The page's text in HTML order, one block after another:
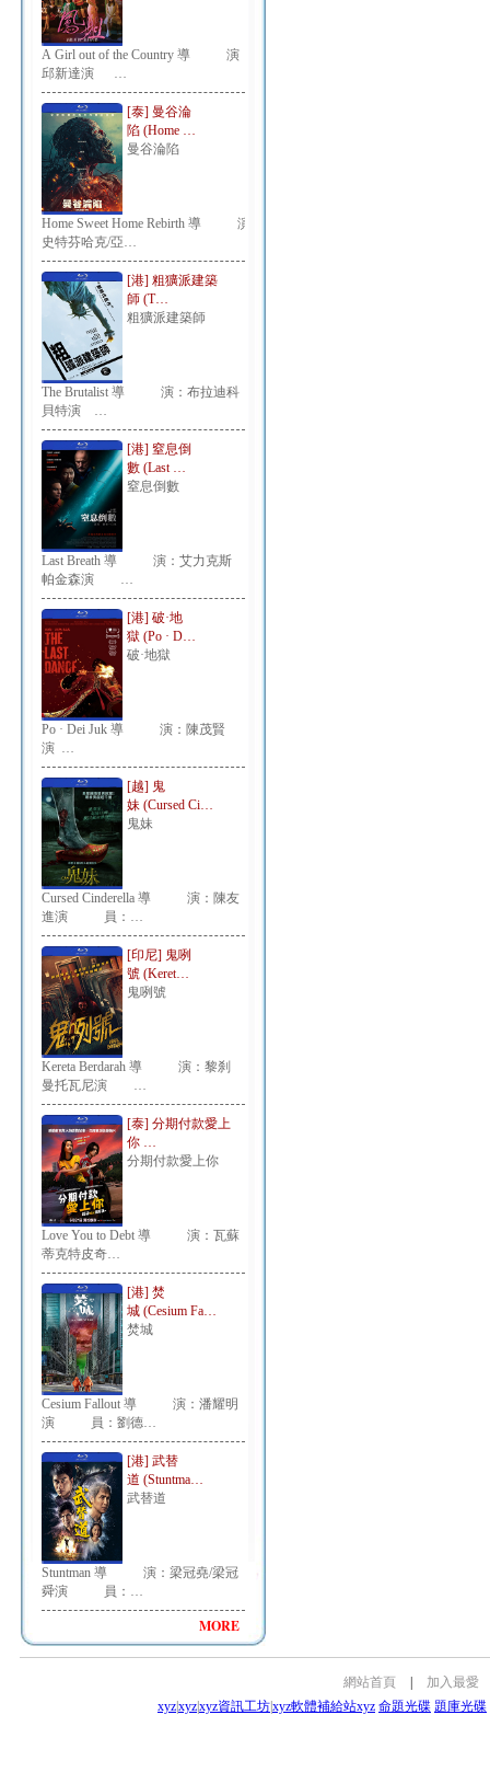
A Girl out of the Country 導 演：
邱新達演 …
[泰] 曼谷淪
陷 (Home …
曼谷淪陷
Home Sweet Home Rebirth 導 演：
史特芬哈克/亞…
[港] 粗獷派建築
師 (T…
粗獷派建築師
The Brutalist 導 演：布拉迪科
貝特演 …
[港] 窒息倒
數 (Last …
窒息倒數
Last Breath 導 演：艾力克斯
帕金森演 …
[港] 破·地
獄 (Po · D…
破·地獄
Po · Dei Juk 導 演：陳茂賢
演 …
[越] 鬼
妹 (Cursed Ci…
鬼妹
Cursed Cinderella 導 演：陳友
進演 員：…
[印尼] 鬼咧
號 (Keret…
鬼咧號
Kereta Berdarah 導 演：黎刹
曼托瓦尼演 …
[泰] 分期付款愛上
你 …
分期付款愛上你
Love You to Debt 導 演：瓦蘇
蒂克特皮奇…
[港] 焚
城 (Cesium Fa…
焚城
Cesium Fallout 導 演：潘耀明
演 員：劉德…
[港] 武替
道 (Stuntma…
武替道
Stuntman 導 演：梁冠堯/梁冠
舜演 員：…
MORE
網站首頁
加入最愛
xyzxyzxyz資訊工坊xyz軟體補給站xyz 命題光碟 題庫光碟